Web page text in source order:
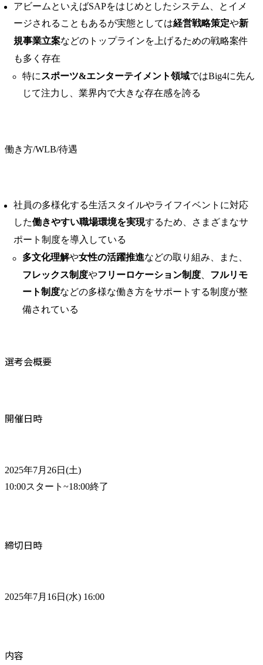
アビームといえばSAPをはじめとしたシステム、とイメ
ージされることもあるが実態としては経営戦略策定や新
規事業立案などのトップラインを上げるための戦略案件
も多く存在
特に スポーツ&エンターテイメント領域ではBig4に先ん
じて注力し、業界内で大きな存在感を誇る
働き方/WLB/待遇
社員の多様化する生活スタイルやライフイベントに対応
した働きやすい職場環境を実現するため、さまざまなサ
ポート制度を導入している
多文化理解や女性の活躍推進などの取り組み、また、
フレックス制度やフリーロケーション制度
フルリモ
ート制度などの多様な働き方をサポートする制度が整
備されている
選考会概要
開催日時
2025年7月26日(土)
10:00スタート~18:00終了
締切日時
2025年7月16日(水) 16:00
内容